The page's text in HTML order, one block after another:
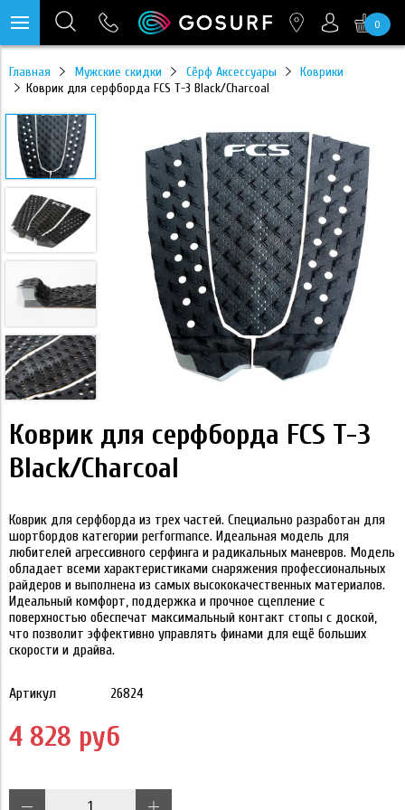
0
Главная Мужские скидки Сёрф Аксессуары
Коврики
Коврик для серфборда FCS T-3 Black/Charcoal
Коврик для серфборда FCS T-3
Black/Charcoal
Коврик для серфборда из трех частей. Специально разработан для
шортбордов категории performance. Идеальная модель для
любителей агрессивного серфинга и радикальных маневров. Модель
обладает всеми характеристиками снаряжения профессиональных
райдеров и выполнена из самых высококачественных материалов.
Идеальный комфорт, поддержка и прочное сцепление с
поверхностью обеспечат максимальный контакт стопы с доской,
что позволит эффективно управлять финами для ещё больших
скорости и драйва.
Артикул 26824
4 828 руб
https://mc.yandex.ru/pixel/28467905289433451?rnd=%aw_random%